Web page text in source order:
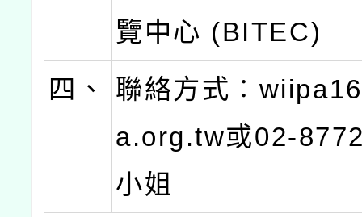
覽中心 (BITEC)
四、
聯絡方式
a.org.tw或02-
小姐